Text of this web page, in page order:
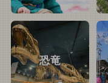
恐竜